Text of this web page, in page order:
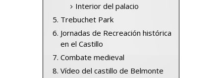
Interior del palacio
Trebuchet Park
Jornadas de Recreación histórica
en el Castillo
Combate medieval
Vídeo del castillo de Belmonte